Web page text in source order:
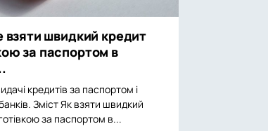
взяти швидкий кредит
за паспортом в
кредитів за паспортом і
Зміст Як взяти швидкий
за паспортом в...